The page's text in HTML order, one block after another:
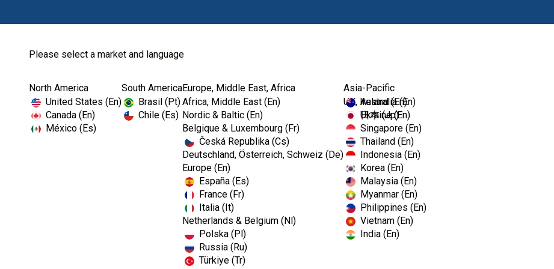
Please select a market and language
North America
United States (En)
Canada (En)
México (Es)
South America
Brasil (Pt)
Chile (Es)
Europe, Middle East, Africa
Africa, Middle East (En)
Nordic & Baltic (En)
Belgique & Luxembourg (Fr)
Česká Republika (Cs)
Deutschland, Österreich, Schweiz (De)
Europe (En)
España (Es)
France (Fr)
Italia (It)
Netherlands & Belgium (Nl)
Polska (Pl)
Russia (Ru)
Türkiye (Tr)
UK, Ireland (En)
Ukraine (En)
Asia-Pacific
Australia (En)
日本 (Jp)
Singapore (En)
Thailand (En)
Indonesia (En)
Korea (En)
Malaysia (En)
Myanmar (En)
Philippines (En)
Vietnam (En)
India (En)
Home Kerr TotalCare Instrument Proces...